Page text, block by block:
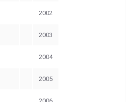
2002
2003
2004
2005